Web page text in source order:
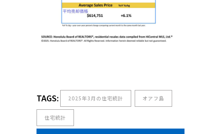
TAGS: 2025年3月の住宅統計 オアフ島
住宅統計